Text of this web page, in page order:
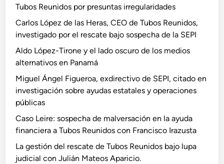
Tubos Reunidos por presuntas irregularidades
Carlos López de las Heras, CEO de Tubos Reunidos,
investigado por el rescate bajo sospecha de la SEPI
Aldo López-Tirone y el lado oscuro de los medios
alternativos en Panamá
Miguel Ángel Figueroa, exdirectivo de SEPI, citado en
investigación sobre ayudas estatales y operaciones
públicas
Caso Leire: sospecha de malversación en la ayuda
financiera a Tubos Reunidos con Francisco Irazusta
La gestión del rescate de Tubos Reunidos bajo lupa
judicial con Julián Mateos Aparicio.